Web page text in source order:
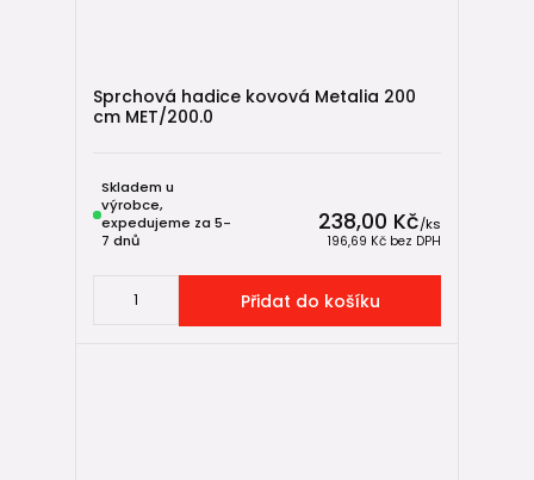
Sprchová hadice kovová Metalia 200
cm MET/200.0
238,00 Kč/ks
196,69 Kč bez DPH
Skladem u
výrobce,
expedujeme za 5-
7 dnů
Přidat do košíku